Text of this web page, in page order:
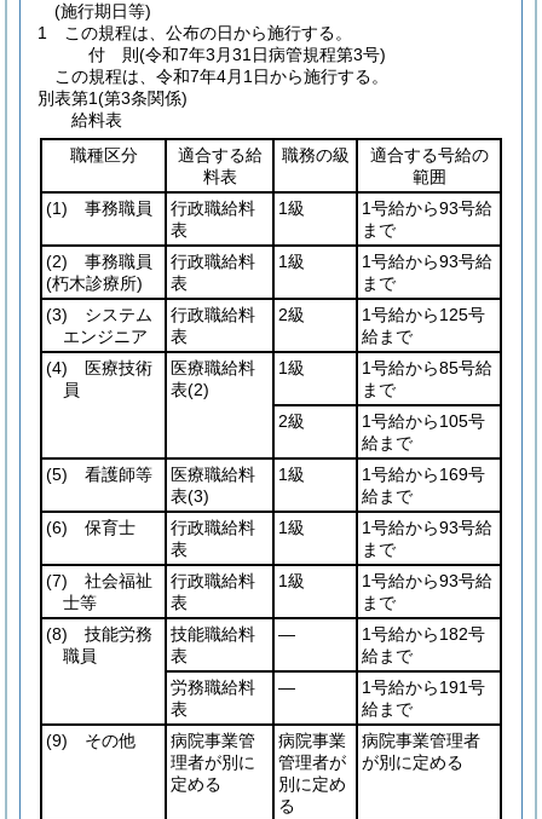
(施行期日等)
1
この規程は、公布の日から施行する。
付 則(令和7年3月31日病管規程第3号)
この規程は、令和7年4月1日から施行する。
別表第1(第3条関係)
給料表
職種区分
適合する給
料表
職務の級
適合する号給の
範囲
(1) 事務職員
行政職給料
表
1級
1号給から93号給
まで
(2) 事務職員
(朽木診療所)
行政職給料
表
1級
1号給から93号給
まで
(3) システム
エンジニア
行政職給料
表
2級
1号給から125号
給まで
(4) 医療技術
員
医療職給料
表(2)
1級
1号給から85号給
まで
2級
1号給から105号
給まで
(5) 看護師等
医療職給料
表(3)
1級
1号給から169号
給まで
(6) 保育士
行政職給料
表
1級
1号給から93号給
まで
(7) 社会福祉
士等
行政職給料
表
1級
1号給から93号給
まで
(8) 技能労務
職員
技能職給料
表
―
1号給から182号
給まで
労務職給料
表
―
1号給から191号
給まで
(9) その他
病院事業管
理者が別に
定める
病院事業
管理者が
別に定め
る
病院事業管理者
が別に定める